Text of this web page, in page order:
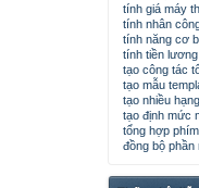
tính giá máy
tính nhân
tính năng cơ
tính tiền
tạo công tác
tạo mẫu
tạo nhiều
tạo định mức
tổng hợp
đồng bộ phần